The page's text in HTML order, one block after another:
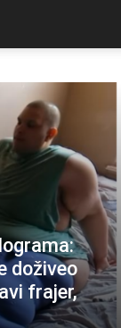
doživeo
frajer,